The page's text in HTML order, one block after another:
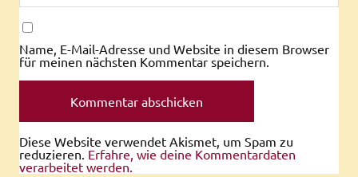
Name, E-Mail-Adresse und Website in diesem Browser
für meinen nächsten Kommentar speichern.
Diese Website verwendet Akismet, um Spam zu
reduzieren. Erfahre, wie deine Kommentardaten
verarbeitet werden.